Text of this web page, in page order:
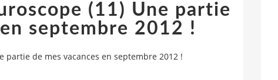
(11) Une partie
septembre 2012 !
partie de mes vacances en septembre 2012 !